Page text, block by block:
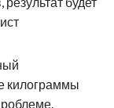
килограммы